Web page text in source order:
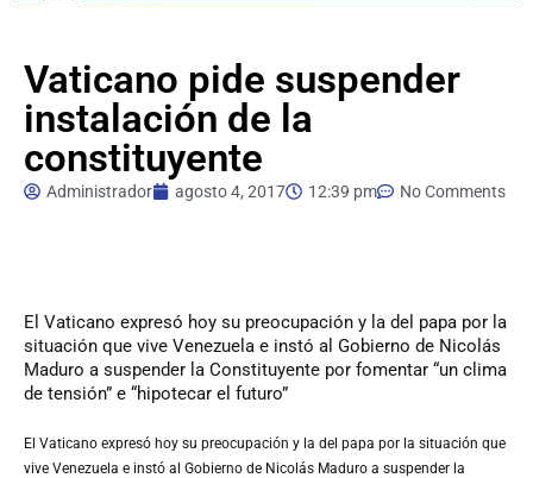
Vaticano pide suspender
instalación de la
constituyente
Administrador agosto 4, 2017 12:39 pm No Comments
El Vaticano expresó hoy su preocupación y la del papa por la
situación que vive Venezuela e instó al Gobierno de Nicolás
Maduro a suspender la Constituyente por fomentar “un clima
de tensión” e “hipotecar el futuro”
El Vaticano expresó hoy su preocupación y la del papa por la situación que
vive Venezuela e instó al Gobierno de Nicolás Maduro a suspender la